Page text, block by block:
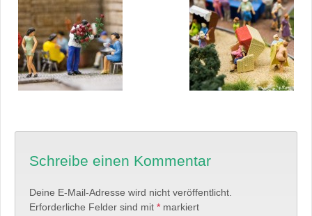
Schreibe einen Kommentar
Deine E-Mail-Adresse wird nicht veröffentlicht.
Erforderliche Felder sind mit * markiert